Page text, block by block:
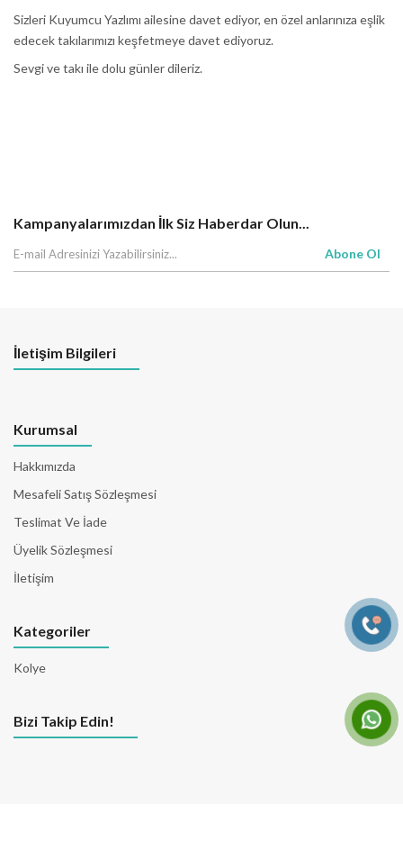
Sizleri Kuyumcu Yazlımı ailesine davet ediyor, en özel anlarınıza eşlik
edecek takılarımızı keşfetmeye davet ediyoruz.
Sevgi ve takı ile dolu günler dileriz.
Kampanyalarımızdan İlk Siz Haberdar Olun...
Abone Ol
İletişim Bilgileri
Kurumsal
Hakkımızda
Mesafeli Satış Sözleşmesi
Teslimat Ve İade
Üyelik Sözleşmesi
İletişim
Kategoriler
Kolye
Bizi Takip Edin!